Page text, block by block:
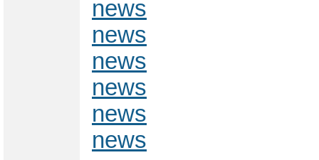
news
news
news
news
news
news